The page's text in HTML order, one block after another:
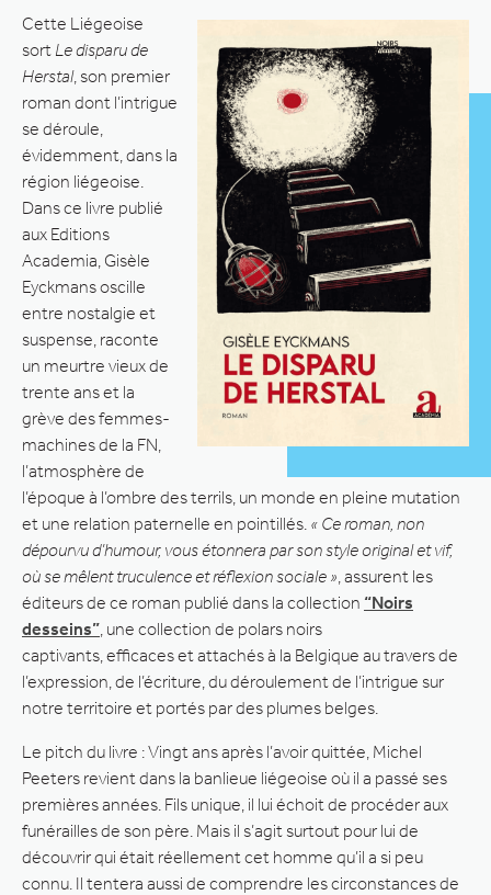
Cette Liégeoise
sort Le disparu de
Herstal, son premier
roman dont l’intrigue
se déroule,
évidemment, dans la
région liégeoise.
Dans ce livre publié
aux Editions
Academia, Gisèle
Eyckmans oscille
entre nostalgie et
suspense, raconte
un meurtre vieux de
trente ans et la
grève des femmes-
machines de la FN,
l’atmosphère de
l’époque à l’ombre des terrils, un monde en pleine mutation
et une relation paternelle en pointillés. « Ce roman, non
dépourvu d’humour, vous étonnera par son style original et vif,
où se mêlent truculence et réflexion sociale » , assurent les
éditeurs de ce roman publié dans la collection “Noirs
desseins” , une collection de polars noirs
captivants, efficaces et attachés à la Belgique au travers de
l’expression, de l’écriture, du déroulement de l’intrigue sur
notre territoire et portés par des plumes belges.
Le pitch du livre : Vingt ans après l’avoir quittée, Michel
Peeters revient dans la banlieue liégeoise où il a passé ses
premières années. Fils unique, il lui échoit de procéder aux
funérailles de son père. Mais il s’agit surtout pour lui de
découvrir qui était réellement cet homme qu’il a si peu
connu. Il tentera aussi de comprendre les circonstances de